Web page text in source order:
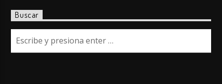
Buscar